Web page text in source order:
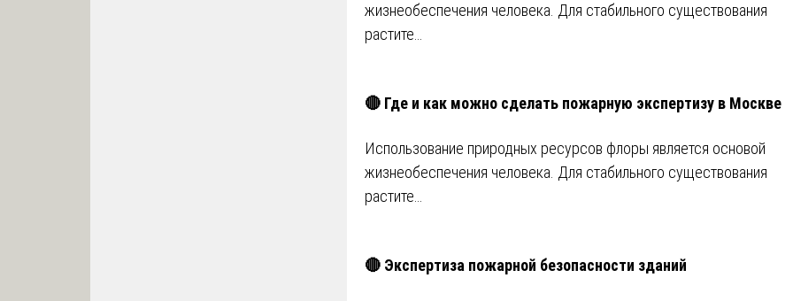
жизнеобеспечения человека. Для стабильного существования
растите…
🔴 Где и как можно сделать пожарную экспертизу в Москве
Использование природных ресурсов флоры является основой
жизнеобеспечения человека. Для стабильного существования
растите…
🔴 Экспертиза пожарной безопасности зданий